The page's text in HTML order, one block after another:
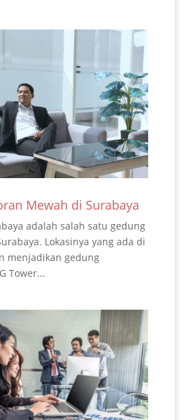
Mewah di Surabaya
adalah salah satu gedung
Lokasinya yang ada di
menjadikan gedung
Tower...